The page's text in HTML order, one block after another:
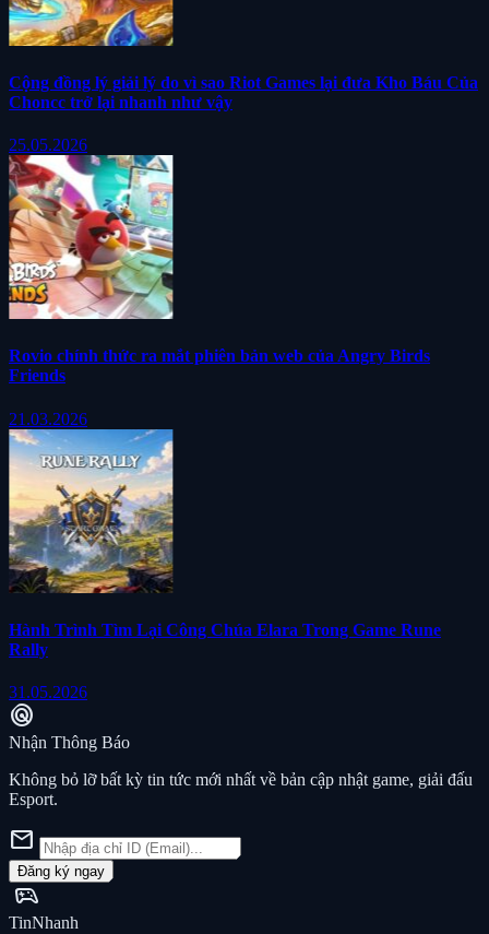
Cộng đồng lý giải lý do vì sao Riot Games lại đưa Kho Báu Của
Choncc trở lại nhanh như vậy
25.05.2026
Rovio chính thức ra mắt phiên bản web của Angry Birds
Friends
21.03.2026
Hành Trình Tìm Lại Công Chúa Elara Trong Game Rune
Rally
31.05.2026
radar
Nhận Thông Báo
Không bỏ lỡ bất kỳ tin tức mới nhất về bản cập nhật game, giải đấu
Esport.
mail
Đăng ký ngay
sports_esports
TinNhanh